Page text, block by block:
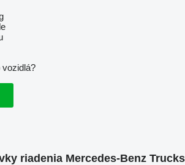
vozidlá?
riadenia Mercedes-Benz Trucks